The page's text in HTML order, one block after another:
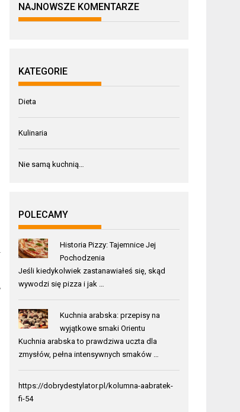
NAJNOWSZE KOMENTARZE
KATEGORIE
Dieta
Kulinaria
Nie samą kuchnią…
POLECAMY
Historia Pizzy: Tajemnice Jej
Pochodzenia
Jeśli kiedykolwiek zastanawiałeś się, skąd
wywodzi się pizza i jak …
Kuchnia arabska: przepisy na
wyjątkowe smaki Orientu
Kuchnia arabska to prawdziwa uczta dla
zmysłów, pełna intensywnych smaków …
https://dobrydestylator.pl/kolumna-aabratek-
fi-54